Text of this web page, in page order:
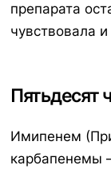
препарата
чувствовала
Пятьдесят
Имипенем
карбапенемы